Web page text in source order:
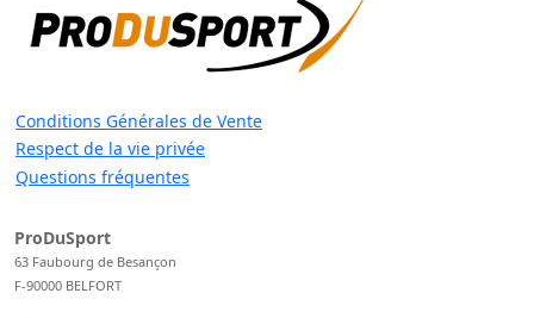
Conditions Générales de Vente
Respect de la vie privée
Questions fréquentes
ProDuSport
63 Faubourg de Besançon
F-90000 BELFORT